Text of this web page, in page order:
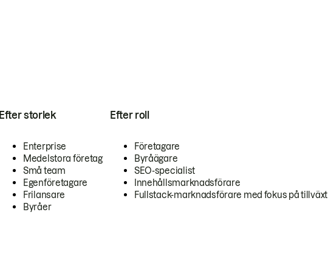
Efter storlek
Enterprise
Medelstora företag
Små team
Egenföretagare
Frilansare
Byråer
Efter roll
Företagare
Byråägare
SEO-specialist
Innehållsmarknadsförare
Fullstack-marknadsförare med fokus på tillväxt